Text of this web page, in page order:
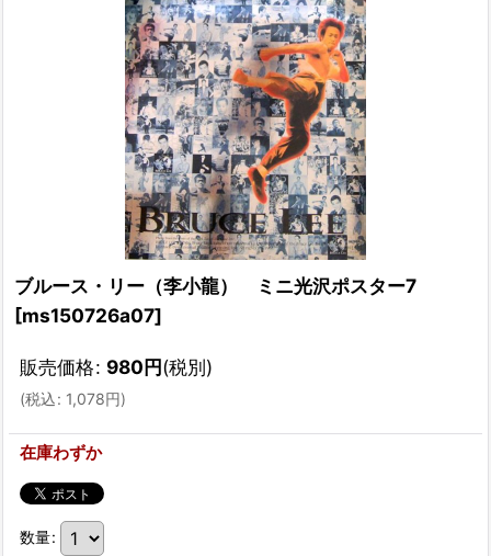
ブルース・リー（李小龍） ミニ光沢ポスター7
[ms150726a07]
販売価格: 980円(税別)
(税込: 1,078円)
在庫わずか
数量: